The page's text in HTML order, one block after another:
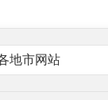
地市网站